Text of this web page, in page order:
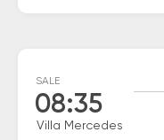
SALE
08:35
Villa Mercedes